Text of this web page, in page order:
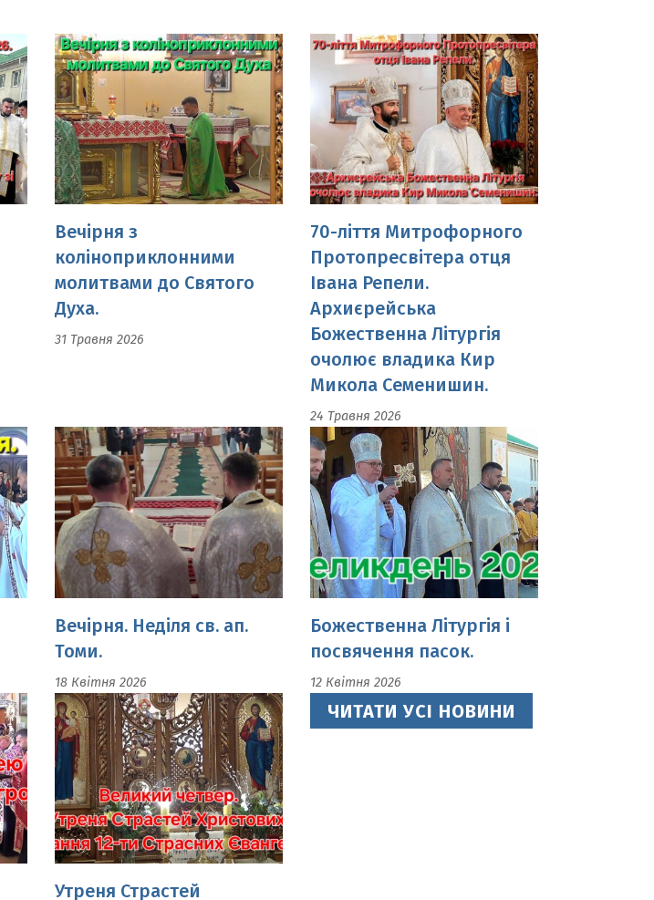
Вечірня з
коліноприклонними
молитвами до Святого
Духа.
31 Травня 2026
70-ліття Митрофорного
Протопресвітера отця
Івана Репели.
Архиєрейська
Божественна Літургія
очолює владика Кир
Микола Семенишин.
24 Травня 2026
Вечірня. Неділя св. ап.
Томи.
18 Квітня 2026
Божественна Літургія і
посвячення пасок.
12 Квітня 2026
Утреня Страстей
Христових.Читання 12-ти
Страсних Євангелій у
Великий четвер.
ЧИТАТИ УСІ НОВИНИ